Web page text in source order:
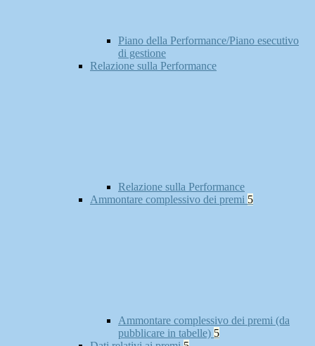
Piano della Performance/Piano esecutivo
di gestione
Relazione sulla Performance
Relazione sulla Performance
Ammontare complessivo dei premi 5
Ammontare complessivo dei premi (da
pubblicare in tabelle) 5